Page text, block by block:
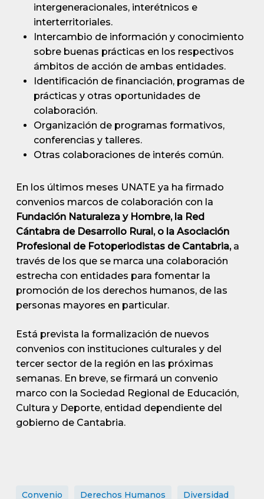
intergeneracionales, interétnicos e
interterritoriales.
Intercambio de información y conocimiento
sobre buenas prácticas en los respectivos
ámbitos de acción de ambas entidades.
Identificación de financiación, programas de
prácticas y otras oportunidades de
colaboración.
Organización de programas formativos,
conferencias y talleres.
Otras colaboraciones de interés común.
En los últimos meses UNATE ya ha firmado
convenios marcos de colaboración con la
Fundación Naturaleza y Hombre, la Red
Cántabra de Desarrollo Rural, o la Asociación
Profesional de Fotoperiodistas de Cantabria, a
través de los que se marca una colaboración
estrecha con entidades para fomentar la
promoción de los derechos humanos, de las
personas mayores en particular.
Está prevista la formalización de nuevos
convenios con instituciones culturales y del
tercer sector de la región en las próximas
semanas. En breve, se firmará un convenio
marco con la Sociedad Regional de Educación,
Cultura y Deporte, entidad dependiente del
gobierno de Cantabria.
Convenio Derechos Humanos Diversidad